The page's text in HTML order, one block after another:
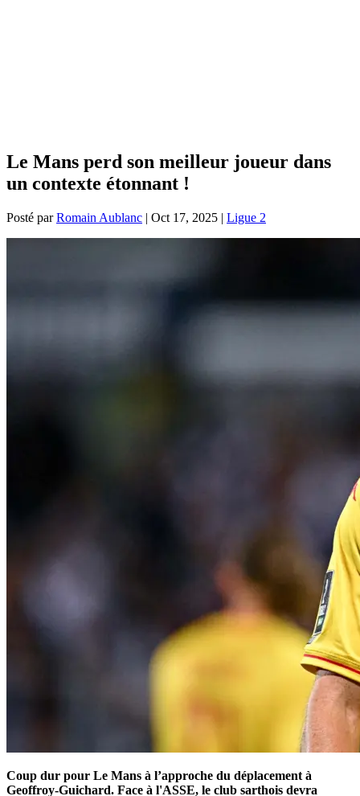
Le Mans perd son meilleur joueur dans
un contexte étonnant !
Posté parRomain Aublanc | Oct 17, 2025 | Ligue 2
Coup dur pour Le Mans à l’approche du déplacement à
Geoffroy-Guichard. Face à l'ASSE, le club sarthois devra